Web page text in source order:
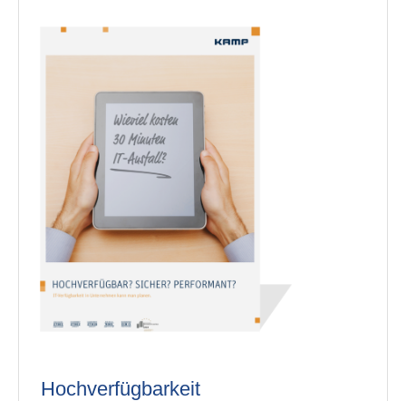
Hochverfügbarkeit